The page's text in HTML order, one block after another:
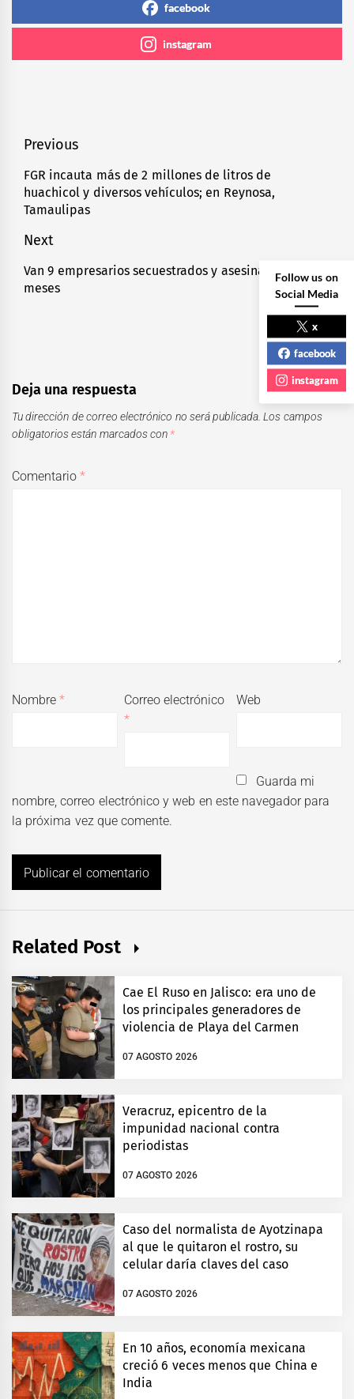
facebook
instagram
Navegación
de
entradas
Previous
Previous
post:
FGR incauta más de 2 millones de litros de
huachicol y diversos vehículos; en Reynosa,
Tamaulipas
Next
Next
post:
Van 9 empresarios secuestrados y asesinados en 6
meses
Deja una respuesta
Tu dirección de correo electrónico no será publicada. Los campos
obligatorios están marcados con *
Comentario*
Nombre*
Correo electrónico
*
Web
Guarda mi
nombre, correo electrónico y web en este navegador para
la próxima vez que comente.
Related Post
Cae El Ruso en Jalisco: era uno de
los principales generadores de
violencia de Playa del Carmen
07 AGOSTO 2026
Veracruz, epicentro de la
impunidad nacional contra
periodistas
07 AGOSTO 2026
Caso del normalista de Ayotzinapa
al que le quitaron el rostro, su
celular daría claves del caso
07 AGOSTO 2026
En 10 años, economía mexicana
creció 6 veces menos que China e
India
Follow us on
Social Media
x
facebook
instagram